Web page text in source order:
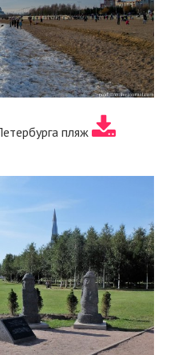
пляж